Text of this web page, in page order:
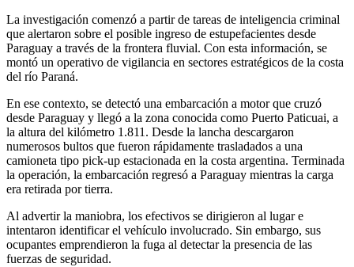
La investigación comenzó a partir de tareas de inteligencia criminal
que alertaron sobre el posible ingreso de estupefacientes desde
Paraguay a través de la frontera fluvial. Con esta información, se
montó un operativo de vigilancia en sectores estratégicos de la costa
del río Paraná.
En ese contexto, se detectó una embarcación a motor que cruzó
desde Paraguay y llegó a la zona conocida como Puerto Paticuai, a
la altura del kilómetro 1.811. Desde la lancha descargaron
numerosos bultos que fueron rápidamente trasladados a una
camioneta tipo pick-up estacionada en la costa argentina. Terminada
la operación, la embarcación regresó a Paraguay mientras la carga
era retirada por tierra.
Al advertir la maniobra, los efectivos se dirigieron al lugar e
intentaron identificar el vehículo involucrado. Sin embargo, sus
ocupantes emprendieron la fuga al detectar la presencia de las
fuerzas de seguridad.